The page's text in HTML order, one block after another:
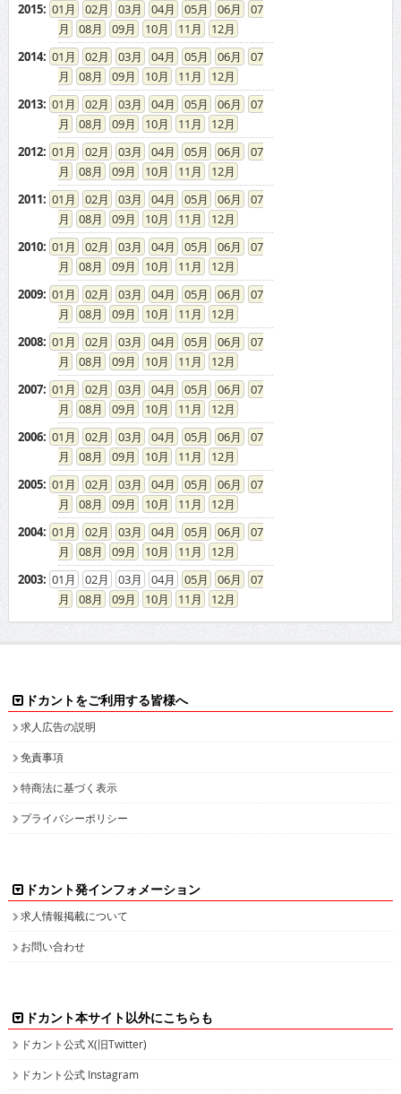
2015: 01 02 03 04 05 06
07
08
09 10 11
12
2014: 01 02 03 04 05 06
07
08
09 10 11
12
2013: 01 02 03 04 05 06
07
08
09 10 11
12
2012: 01 02 03 04 05 06
07
08
09 10 11
12
2011: 01 02 03 04 05 06
07
08
09 10 11
12
2010: 01 02 03 04 05 06
07
08
09 10 11
12
2009: 01 02 03 04 05 06
07
08
09 10 11
12
2008: 01 02 03 04 05 06
07
08
09 10 11
12
2007: 01 02 03 04 05 06
07
08
09 10 11
12
2006: 01 02 03 04 05 06
07
08
09 10 11
12
2005: 01 02 03 04 05 06
07
08
09 10 11
12
2004: 01 02 03 04 05 06
07
08
09 10 11
12
2003: 01 02 03 04 05 06
07
08
09 10 11 12
ドカントをご利用する皆様へ
求人広告の説明
免責事項
特商法に基づく表示
プライバシーポリシー
ドカント発インフォメーション
求人情報掲載について
お問い合わせ
ドカント本サイト以外にこちらも
ドカント公式 X(旧Twitter)
ドカント公式 Instagram